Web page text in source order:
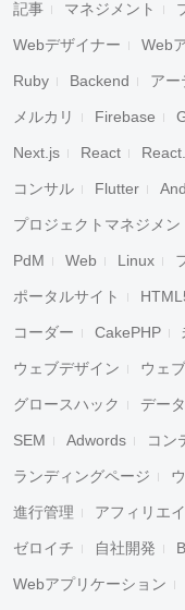
記事 マネジメント
Webデザイナー Web
Ruby Backend アー
メルカリ Firebase
Next.js React
コンサル Flutter
プロジェクトマネジメン
PdM Web Linux
ポータルサイト
コーダー CakePHP
ウェブデザイン ウェ
グロースハック デー
SEM Adwords コン
ランディングページ
進行管理 アフィリエ
ゼロイチ 自社開発
Webアプリケーション